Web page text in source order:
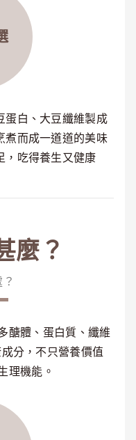
蛋白、大豆纖維製成
煮而成一道道的美味
，吃得養生又健康
麼？
醣體、蛋白質、纖維
分，不只營養價值
理機能。